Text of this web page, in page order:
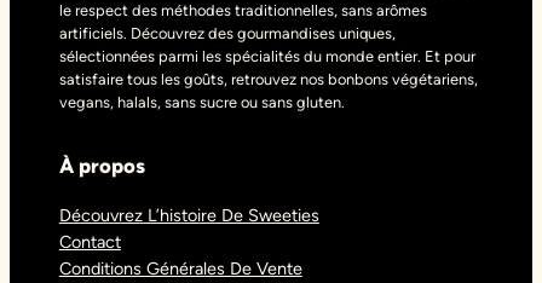
le respect des méthodes traditionnelles, sans arômes
artificiels. Découvrez des gourmandises uniques,
sélectionnées parmi les spécialités du monde entier. Et pour
satisfaire tous les goûts, retrouvez nos bonbons végétariens,
vegans, halals, sans sucre ou sans gluten.
À propos
Découvrez L’histoire De Sweeties
Contact
Conditions Générales De Vente